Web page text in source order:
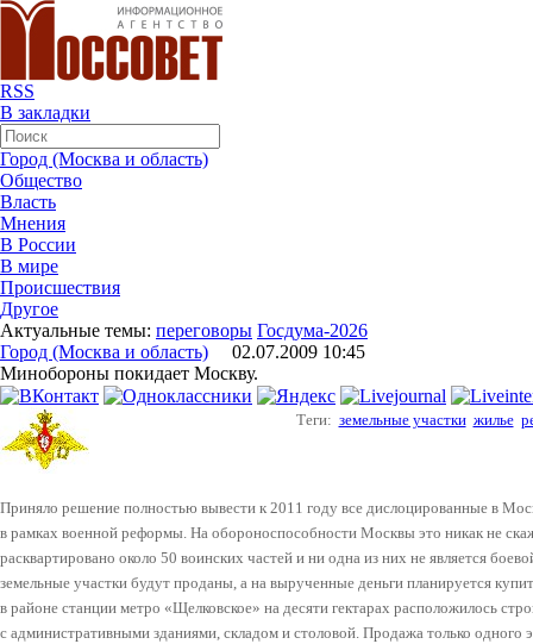
RSS
В закладки
Город (Москва и область)
Общество
Власть
Мнения
В России
В мире
Происшествия
Другое
Актуальные темы: переговоры Госдума-2026
Город (Москва и область) 02.07.2009 10:45
Минобороны покидает Москву.
Теги: земельные участки жилье
Приняло решение полностью вывести к 2011 году все дислоцированные в
в рамках военной реформы. На обороноспособности Москвы это никак не
расквартировано около 50 воинских частей и ни одна из них не является
земельные участки будут проданы, а на вырученные деньги планируется
в районе станции метро «Щелковское» на десяти гектарах расположилось
с административными зданиями, складом и столовой. Продажа только одного